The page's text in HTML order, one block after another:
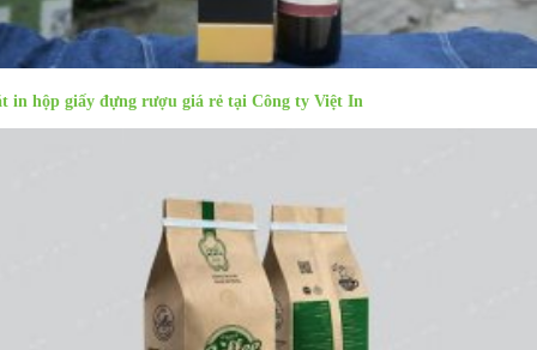
in hộp giấy đựng rượu giá rẻ tại Công ty Việt In